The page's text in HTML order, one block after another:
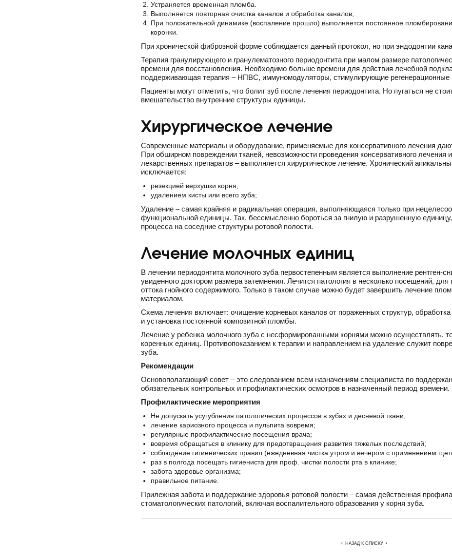
Устраняется временная пломба.
Выполняется повторная очистка каналов и обработка каналов;
При положительной динамике (воспаление прошло) выполняется постоянное
коронки.
При хронической фиброзной форме соблюдается данный протокол, но при эндодонтии
Терапия гранулирующего и гранулематозного периодонтита при малом размере
времени для восстановления. Необходимо больше времени для действия лечебной
поддерживающая терапия – НПВС, иммуномодуляторы, стимулирующие регенерационные
Пациенты могут отметить, что болит зуб после лечения периодонтита. Но пугаться не
вмешательство внутренние структуры единицы.
Хирургическое лечение
Современные материалы и оборудование, применяемые для консервативного лечения
При обширном повреждении тканей, невозможности проведения консервативного
лекарственных препаратов – выполняется хирургическое лечение. Хронический
исключается:
резекцией верхушки корня;
удалением кисты или всего зуба;
Удаление – самая крайняя и радикальная операция, выполняющаяся только при
функциональной единицы. Так, бессмысленно бороться за гнилую и разрушенную единицу,
процесса на соседние структуры ротовой полости.
Лечение молочных единиц
В лечении периодонтита молочного зуба первостепенным является выполнение рентген-
увиденного доктором размера затемнения. Лечится патология в несколько посещений, для
оттока гнойного содержимого. Только в таком случае можно будет завершить лечение
материалом.
Схема лечения включает: очищение корневых каналов от пораженных структур, обработка
и установка постоянной композитной пломбы.
Лечение у ребенка молочного зуба с несформированными корнями можно осуществлять,
коренных единиц. Противопоказанием к терапии и направлением на удаление служит
зуба.
Рекомендации
Основополагающий совет – это следованием всем назначениям специалиста по
обязательных контрольных и профилактических осмотров в назначенный период времени.
Профилактические мероприятия
Не допускать усугубления патологических процессов в зубах и десневой ткани;
лечение кариозного процесса и пульпита вовремя;
регулярные профилактические посещения врача;
вовремя обращаться в клинику для предотвращения развития тяжелых последствий;
соблюдение гигиенических правил (ежедневная чистка утром и вечером с применением
раз в полгода посещать гигиениста для проф. чистки полости рта в клинике;
забота здоровье организма;
правильное питание.
Прилежная забота и поддержание здоровья ротовой полости – самая действенная
стоматологических патологий, включая воспалительного образования у корня зуба.
НАЗАД К СПИСКУ